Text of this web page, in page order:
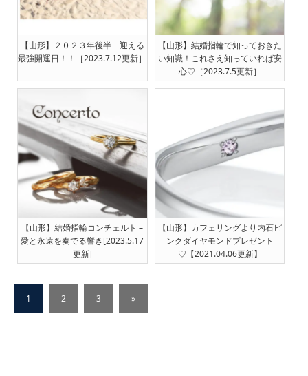
【山形】２０２３年後半 迎える
最強開運日！！［2023.7.12更新］
【山形】結婚指輪で知っておきた
い知識！これさえ知っていれば安
心♡［2023.7.5更新］
【山形】結婚指輪コンチェルト –
愛と永遠を奏でる響き[2023.5.17
更新]
【山形】カフェリングより内石ピ
ンクダイヤモンドプレゼント
♡【2021.04.06更新】
1 2 3 »